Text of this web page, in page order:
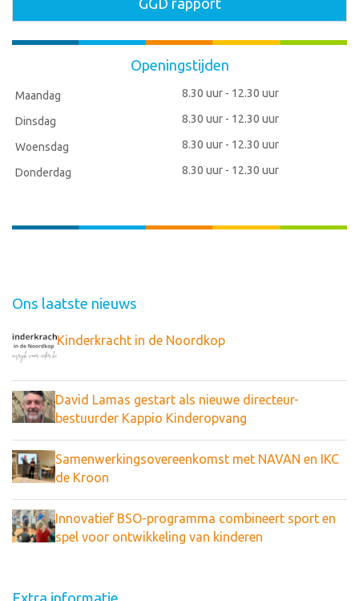
Openingstijden
Maandag 8.30 uur - 12.30 uur
Dinsdag 8.30 uur - 12.30 uur
Woensdag 8.30 uur - 12.30 uur
Donderdag 8.30 uur - 12.30 uur
Ons laatste nieuws
Kinderkracht in de Noordkop
David Lamas gestart als nieuwe directeur-
bestuurder Kappio Kinderopvang
Samenwerkingsovereenkomst met NAVAN en IKC
de Kroon
Innovatief BSO-programma combineert sport en
spel voor ontwikkeling van kinderen
Extra informatie